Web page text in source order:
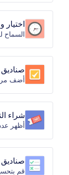
اختيار
السماح
صناديق
أضف
شراء
أظهر
قم